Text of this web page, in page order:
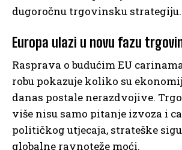
dugoročnu trgovinsku strategiju.
Europa ulazi u novu fazu
Rasprava o budućim EU
robu pokazuje koliko su
danas postale nerazdvojive.
više nisu samo pitanje izvoza i
političkog utjecaja, strateške
globalne ravnoteže moći.